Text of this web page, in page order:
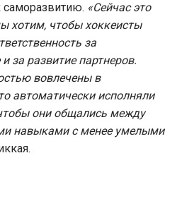
саморазвитию. «Сейчас это
хотим, чтобы хоккеисты
за
за развитие партнеров.
вовлечены в
автоматически исполняли
они общались между
навыками с менее умелыми